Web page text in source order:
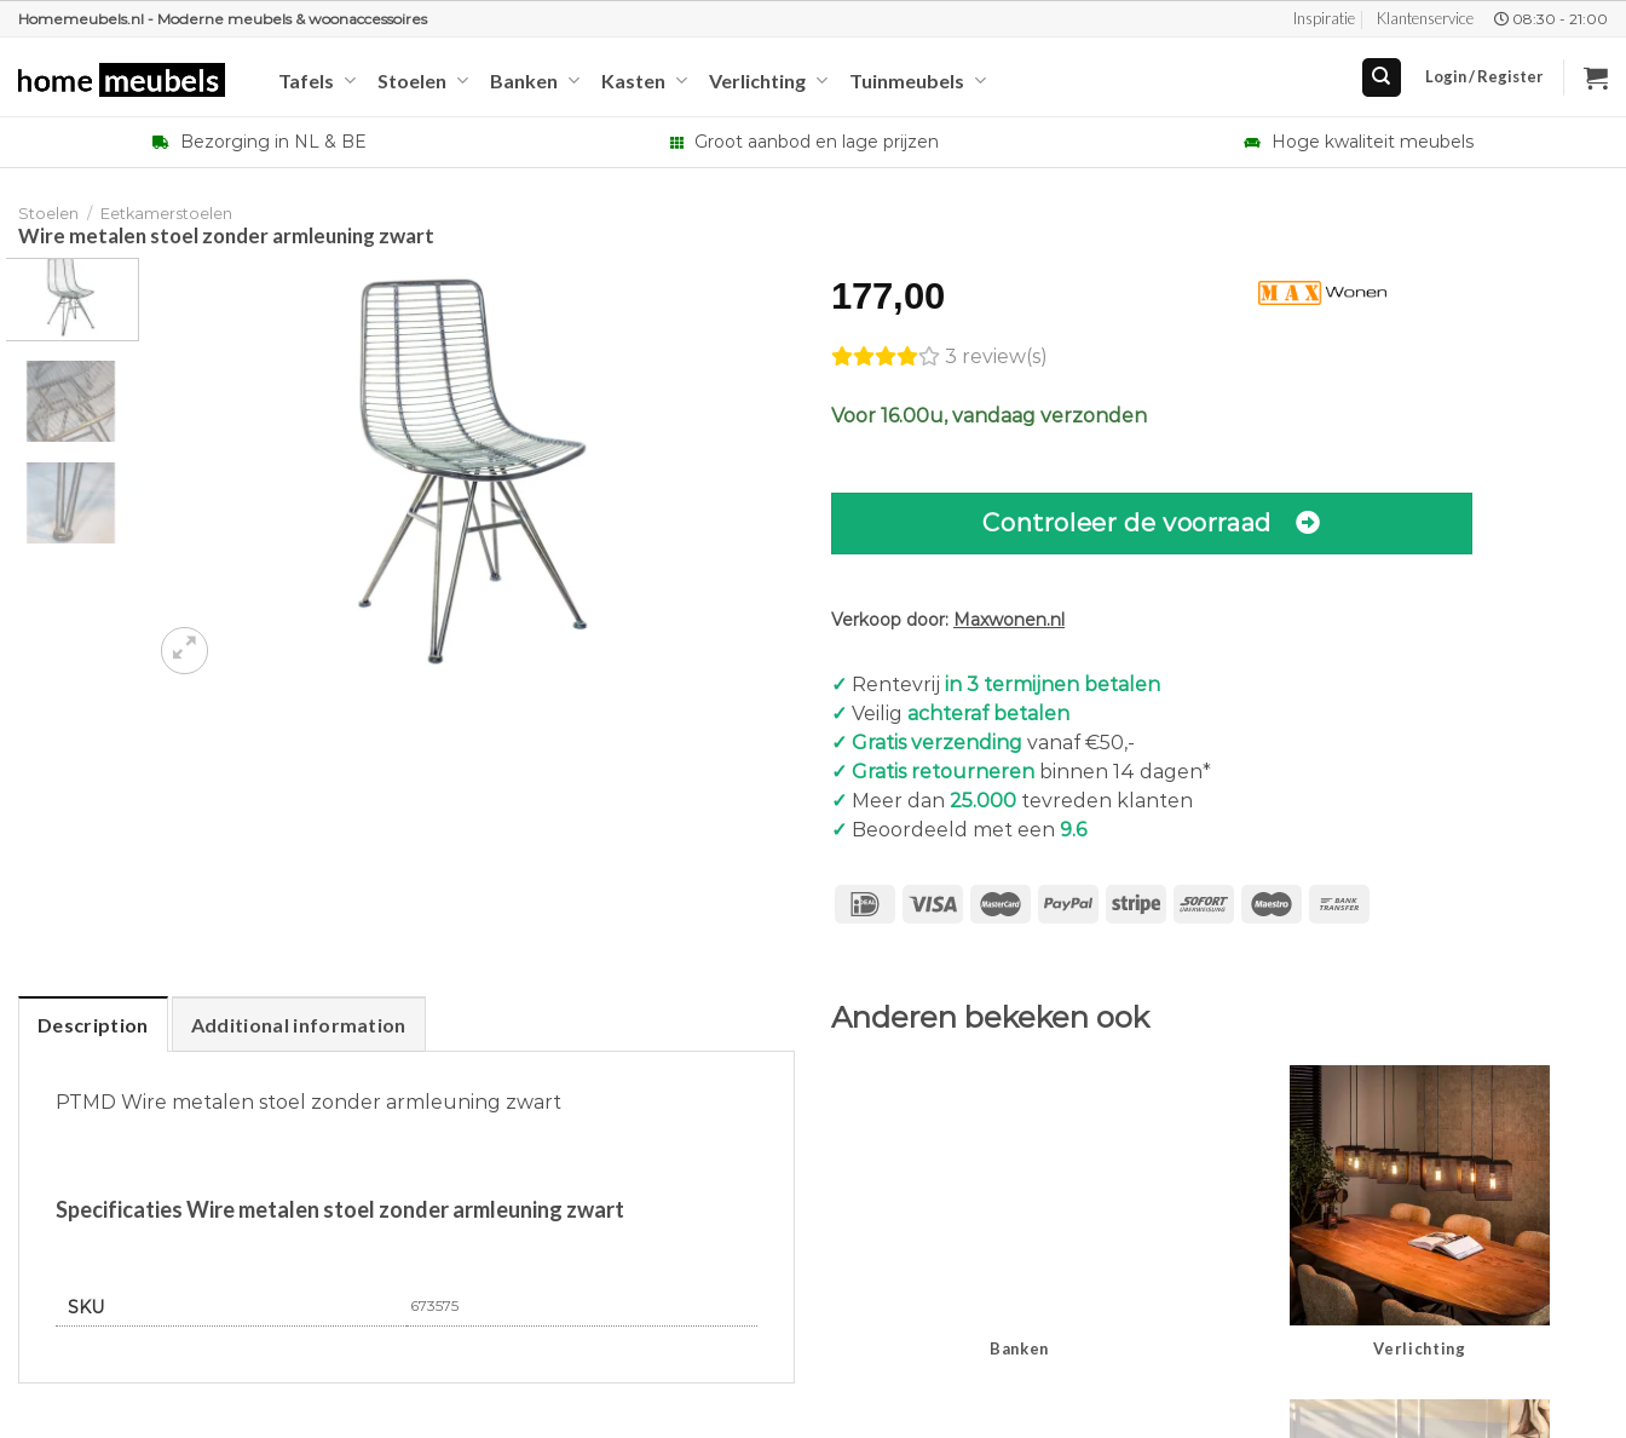
Ga
inhoud
Homemeubels.nl - Moderne meubels & woonaccessoires Inspiratie Klantenservice 08:30 - 21:00
Tafels Stoelen Banken Kasten Verlichting Tuinmeubels Login / Register
Bezorging in NL & BE Groot aanbod en lage prijzen Hoge kwaliteit meubels
Stoelen / Eetkamerstoelen
Wire metalen stoel zonder armleuning zwart
177,00
3 review(s)
Voor 16.00u, vandaag verzonden
Controleer de voorraad
Verkoop door: Maxwonen.nl
✓ Rentevrij in 3 termijnen betalen
✓ Veilig achteraf betalen
✓ Gratis verzending vanaf €50,-
✓ Gratis retourneren binnen 14 dagen*
✓ Meer dan 25.000 tevreden klanten
✓ Beoordeeld met een 9.6
Description Additional information
PTMD Wire metalen stoel zonder armleuning zwart
Specificaties Wire metalen stoel zonder armleuning zwart
SKU 673575
Anderen bekeken ook
Banken Verlichting